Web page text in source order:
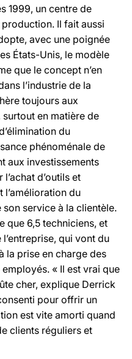
1999, un centre de
Il fait aussi
avec une poignée
États-Unis, le modèle
que le concept n’en
l’industrie de la
toujours aux
en matière de
du
phénoménale de
aux investissements
d’outils et
l’amélioration du
son service à la clientèle.
que 6,5 techniciens, et
qui vont du
la prise en charge des
« Il est vrai que
cher, explique Derrick
pour offrir un
est vite amorti quand
clients réguliers et